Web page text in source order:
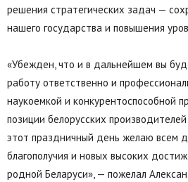
решения стратегических задач —
нашего государства и повышения
«Убежден, что и в дальнейшем вы
работу ответственно и
наукоемкой и конкурентоспособной
позиции белорусских
этот праздничный день желаю всем
благополучия и новых высоких
родной Беларуси», — пожелал